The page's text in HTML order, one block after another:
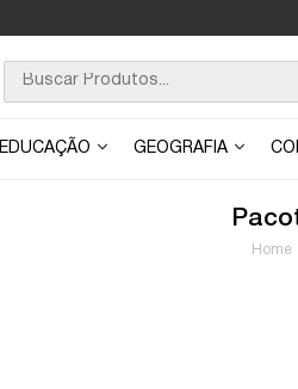
EDUCAÇÃO GEOGRAFIA
Home